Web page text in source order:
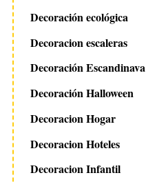
Decoración ecológica
Decoracion escaleras
Decoración Escandinava
Decoración Halloween
Decoracion Hogar
Decoracion Hoteles
Decoracion Infantil